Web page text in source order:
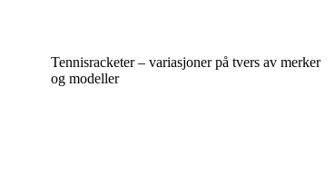
Tennisracketer – variasjoner på tvers av merker
og modeller